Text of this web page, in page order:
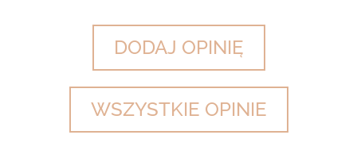
DODAJ OPINIĘ
WSZYSTKIE OPINIE